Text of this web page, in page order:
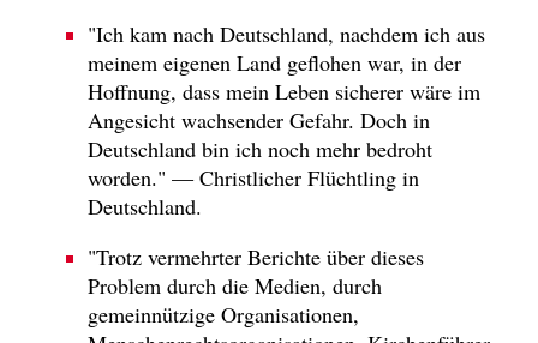
"Ich kam nach Deutschland, nachdem ich aus
meinem eigenen Land geflohen war, in der
Hoffnung, dass mein Leben sicherer wäre im
Angesicht wachsender Gefahr. Doch in
Deutschland bin ich noch mehr bedroht
worden." — Christlicher Flüchtling in
Deutschland.
"Trotz vermehrter Berichte über dieses
Problem durch die Medien, durch
gemeinnützige Organisationen,